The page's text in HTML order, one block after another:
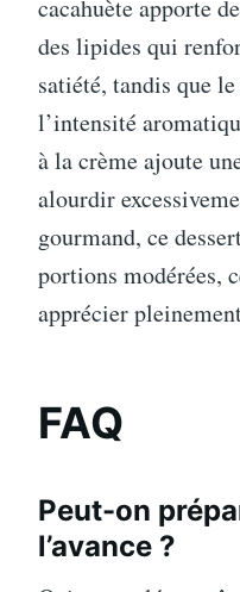
cacahuète apporte
des lipides qui
satiété, tandis que
l’intensité
à la crème ajoute
alourdir
gourmand, ce
portions modérées,
apprécier
FAQ
Peut-on
l’avance ?